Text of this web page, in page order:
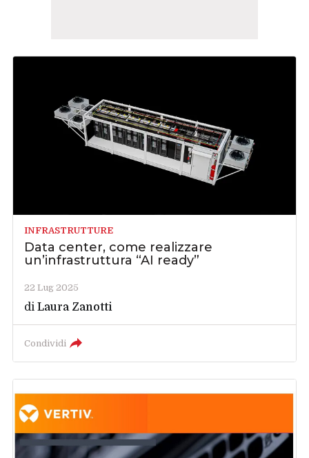
INFRASTRUTTURE
Data center, come realizzare
un’infrastruttura “AI ready”
22 Lug 2025
diLaura Zanotti
Condividi